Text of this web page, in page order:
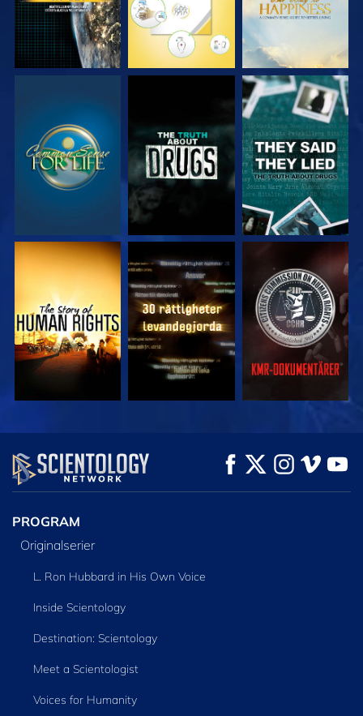
TITTA TITTA TITTA
TITTA TITTA TITTA
TITTA
UTFORSKA
SERIEN
PROGRAM
Originalserier
L. Ron Hubbard in His Own Voice
Inside Scientology
Destination: Scientology
Meet a Scientologist
Voices for Humanity